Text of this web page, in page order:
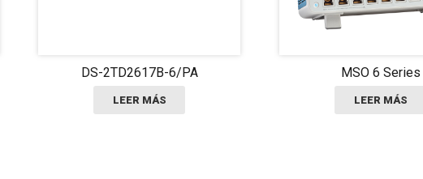
DS-2TD2617B-6/PA
LEER MÁS
MSO 6 Series
LEER MÁS